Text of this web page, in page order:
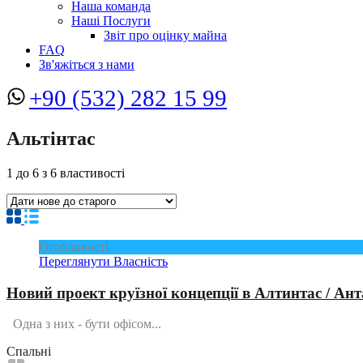
Наша команда
Наші Послуги
Звіт про оцінку майна
FAQ
Зв'яжіться з нами
+90 (532) 282 15 99
Альтінтас
1 до 6 з 6 властивості
Особливості
Переглянути Власність
Новий проект круїзної концепції в Алтинтас /
Одна з них - бути офісом...
Спальні